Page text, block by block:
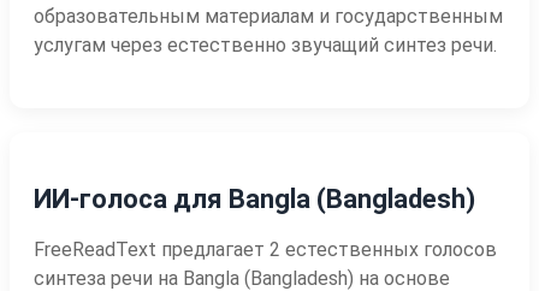
образовательным материалам и государственным
услугам через естественно звучащий синтез речи.
ИИ-голоса для Bangla (Bangladesh)
FreeReadText предлагает 2 естественных голосов
синтеза речи на Bangla (Bangladesh) на основе